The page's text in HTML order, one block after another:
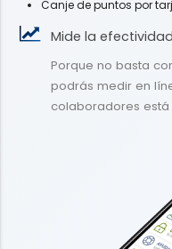
Canje de puntos por
Mide la
Porque no basta
podrás medir en
colaboradores